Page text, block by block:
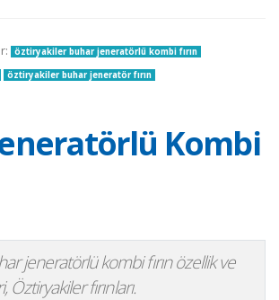
Kombi
jeneratörlü kombi fırın özellik ve
fırınları.
öztiryakiler buhar jeneratörlü kombi fırın
öztiryakiler buhar jeneratör fırın